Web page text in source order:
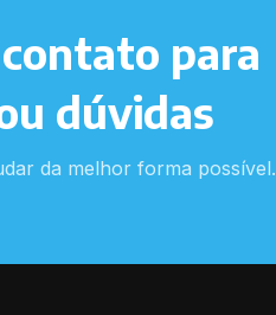
para
dúvidas
da melhor forma possível.